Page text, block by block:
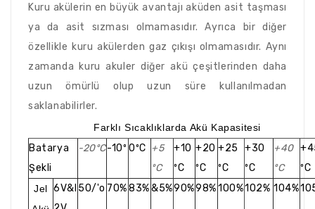
Kuru akülerin en büyük avantajı aküden asit taşması
ya da asit sızması olmamasıdır. Ayrıca bir diğer
özellikle kuru akülerden gaz çıkışı olmamasıdır. Aynı
zamanda kuru akuler diğer akü çeşitlerinden daha
uzun ömürlü olup uzun süre kullanılmadan
saklanabilirler.
Farklı Sıcaklıklarda Akü Kapasitesi
Batarya
Şekli
-20ºC-10º 0ºC +5
ºC
+10
ºC
+20
ºC
+25
ºC
+30
ºC
+40
ºC
ºC
Jel 6V&l 50/'o 70%83%&5%90%98%100%102% 104%